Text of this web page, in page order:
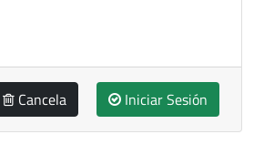
Cancela Iniciar Sesión